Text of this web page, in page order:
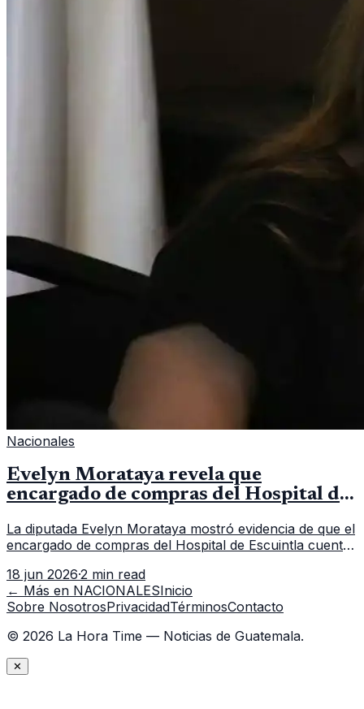
Nacionales
Evelyn Morataya revela que
encargado de compras del Hospital de
La diputada Evelyn Morataya mostró evidencia de que el
encargado de compras del Hospital de Escuintla cuenta
capacitación en la capital.
18 jun 2026·2 min read
← Más en NACIONALESInicio
Sobre NosotrosPrivacidadTérminosContacto
© 2026 La Hora Time — Noticias de Guatemala.